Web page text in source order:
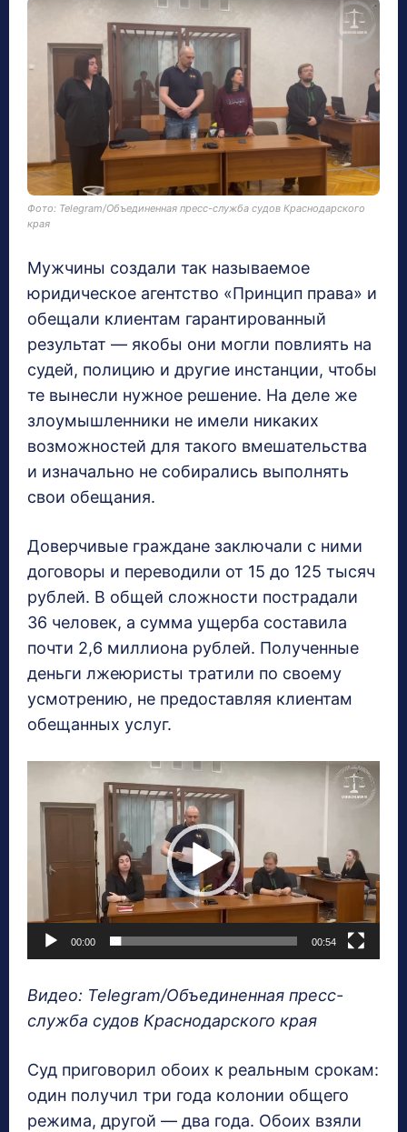
Фото: Telegram/Объединенная пресс-служба судов Краснодарского
края
Мужчины создали так называемое
юридическое агентство «Принцип права» и
обещали клиентам гарантированный
результат — якобы они могли повлиять на
судей, полицию и другие инстанции, чтобы
те вынесли нужное решение. На деле же
злоумышленники не имели никаких
возможностей для такого вмешательства
и изначально не собирались выполнять
свои обещания.
Доверчивые граждане заключали с ними
договоры и переводили от 15 до 125 тысяч
рублей. В общей сложности пострадали
36 человек, а сумма ущерба составила
почти 2,6 миллиона рублей. Полученные
деньги лжеюристы тратили по своему
усмотрению, не предоставляя клиентам
обещанных услуг.
л
р
00:00 00:54
Видео: Telegram/Объединенная пресс-
служба судов Краснодарского края
Суд приговорил обоих к реальным срокам:
один получил три года колонии общего
режима, другой — два года. Обоих взяли